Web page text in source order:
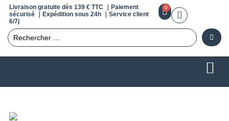
Livraison gratuite dès 139 € TTC ｜Paiement
sécurisé ｜Expédition sous 24h ｜Service client
6/7j
0